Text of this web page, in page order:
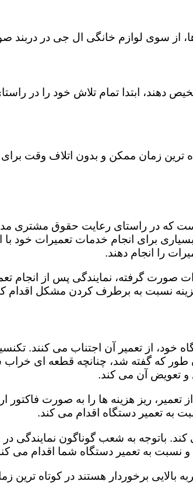
از سوی لوازم خانگی ال جی در دربند
دهند، ابتدا تمام تلاش خود را در
ترین زمان ممکن و بدون اتلاف وقت
است که در راستای رعایت حقوق مشتری
برای انجام خدمات تعمیرات خود با
را انجام دهند.
صورت گرفته، نمایندگی پس از انجام
نسبت به برطرف کردن مشکل اقدام
خود، از تعمیر آن اجتناب می کنند.
طور که گفته شد، چنانچه قطعه ای خراب
و تعویض آن می کند.
ریز هزینه ها را به صورت فاکتور
به تعمیر دستگاه اقدام می کند.
کند. باتوجه به شعب گوناگون
نسبت به تعمیر دستگاه شما اقدام می
بالایی برخوردار هستند در کوتاه ترین